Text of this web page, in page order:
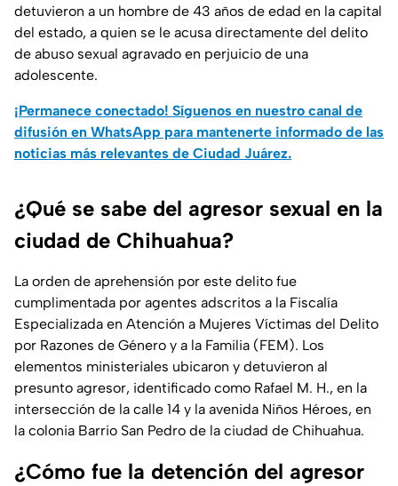
detuvieron a un hombre de 43 años de edad en la capital
del estado, a quien se le acusa directamente del delito
de abuso sexual agravado en perjuicio de una
adolescente.
¡Permanece conectado! Síguenos en nuestro canal de
difusión en WhatsApp para mantenerte informado de las
noticias más relevantes de Ciudad Juárez.
¿Qué se sabe del agresor sexual en la
ciudad de Chihuahua?
La orden de aprehensión por este delito fue
cumplimentada por agentes adscritos a la Fiscalía
Especializada en Atención a Mujeres Víctimas del Delito
por Razones de Género y a la Familia (FEM). Los
elementos ministeriales ubicaron y detuvieron al
presunto agresor, identificado como Rafael M. H., en la
intersección de la calle 14 y la avenida Niños Héroes, en
la colonia Barrio San Pedro de la ciudad de Chihuahua.
¿Cómo fue la detención del agresor